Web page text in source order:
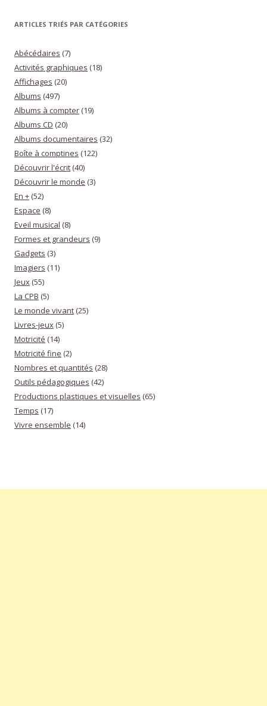
ARTICLES TRIÉS PAR CATÉGORIES
Abécédaires (7)
Activités graphiques (18)
Affichages (20)
Albums (497)
Albums à compter (19)
Albums CD (20)
Albums documentaires (32)
Boîte à comptines (122)
Découvrir l'écrit (40)
Découvrir le monde (3)
En + (52)
Espace (8)
Eveil musical (8)
Formes et grandeurs (9)
Gadgets (3)
Imagiers (11)
Jeux (55)
La CPB (5)
Le monde vivant (25)
Livres-jeux (5)
Motricité (14)
Motricité fine (2)
Nombres et quantités (28)
Outils pédagogiques (42)
Productions plastiques et visuelles (65)
Temps (17)
Vivre ensemble (14)